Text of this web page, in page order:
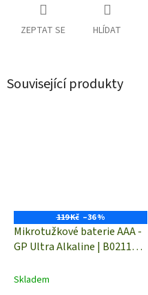
ZEPTAT SE HLÍDAT
Související produkty
119 Kč –36 %
Mikrotužkové baterie AAA -
GP Ultra Alkaline | B02114 |
Skladem